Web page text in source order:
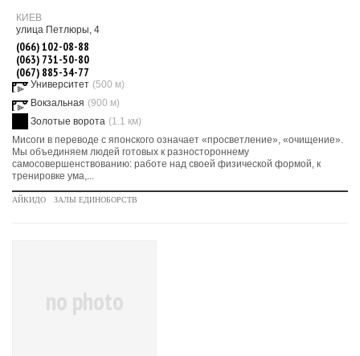
КИЕВ
улица Петлюры, 4
(066) 102-08-88
(063) 731-50-80
(067) 885-34-77
Университет (500 м)
Вокзальная (900 м)
Золотые ворота (1.1 км)
Мисоги в переводе с японского означает «просветление», «очищение».
Мы объединяем людей готовых к разностороннему
самосовершенствованию: работе над своей физической формой, к
тренировке ума,...
АЙКИДО ЗАЛЫ ЕДИНОБОРСТВ
no photo